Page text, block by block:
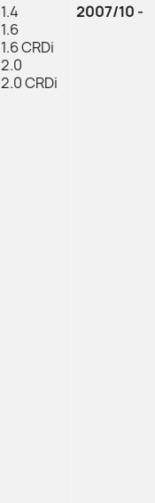
1.4
1.6
1.6 CRDi
2.0
2.0 CRDi
2007/10 -